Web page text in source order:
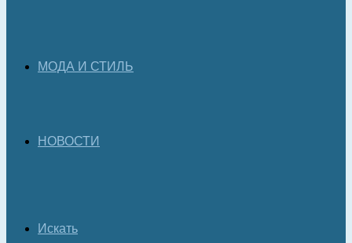
МОДА И СТИЛЬ
НОВОСТИ
Искать